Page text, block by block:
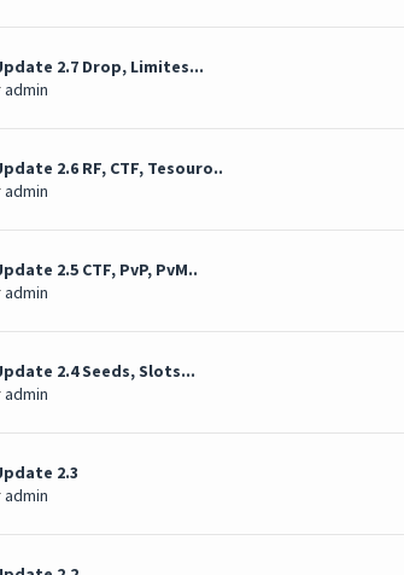
2.7 Drop, Limites...
admin
- 1 de 5 em média
12345
2.6 RF, CTF, Tesouro..
admin
- 0 de 5 em média
12345
2.5 CTF, PvP, PvM..
admin
- 0 de 5 em média
12 3 45
2.4 Seeds, Slots...
admin
- 0 de 5 em média
12345
2.3
admin
- 0 de 5 em média
1